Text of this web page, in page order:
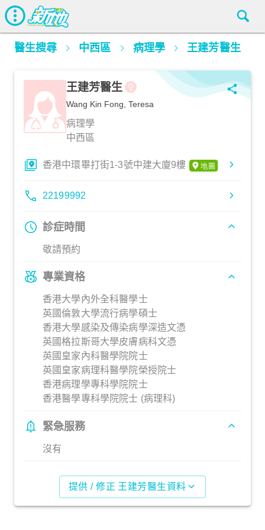
醫生搜尋 中西區 病理學 王建芳醫生
王建芳醫生
Wang Kin Fong, Teresa
病理學
中西區
香港中環畢打街1-3號中建大廈9樓
22199992
診症時間
敬請預約
專業資格
香港大學內外全科醫學士
英國倫敦大學流行病學碩士
香港大學感染及傳染病學深造文憑
英國格拉斯哥大學皮膚病科文憑
英國皇家內科醫學院院士
英國皇家病理科醫學院榮授院士
香港病理學專科學院院士
香港醫學專科學院院士 (病理科)
緊急服務
沒有
提供 / 修正 王建芳醫生資料